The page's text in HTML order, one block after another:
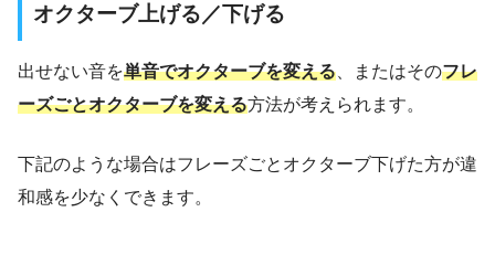
オクターブ上げる／下げる
出せない音を単音でオクターブを変える 、またはそのフレ
ーズごとオクターブを変える方法が考えられます。
下記のような場合はフレーズごとオクターブ下げた方が違
和感を少なくできます。